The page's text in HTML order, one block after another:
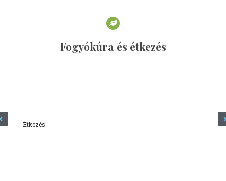
Fogyókúra és étkezés
Étkezés